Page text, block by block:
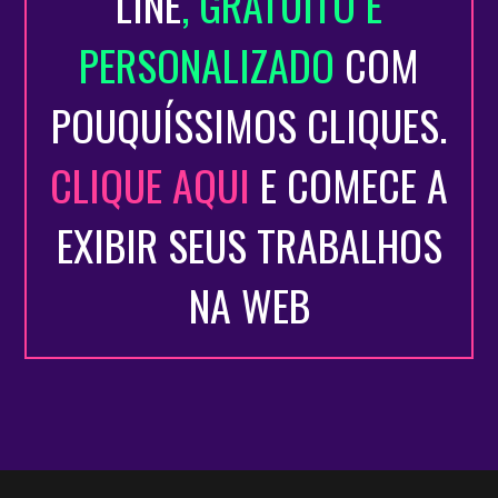
PERSONALIZADO COM
POUQUÍSSIMOS CLIQUES.
CLIQUE AQUI E COMECE A
EXIBIR SEUS TRABALHOS
NA WEB